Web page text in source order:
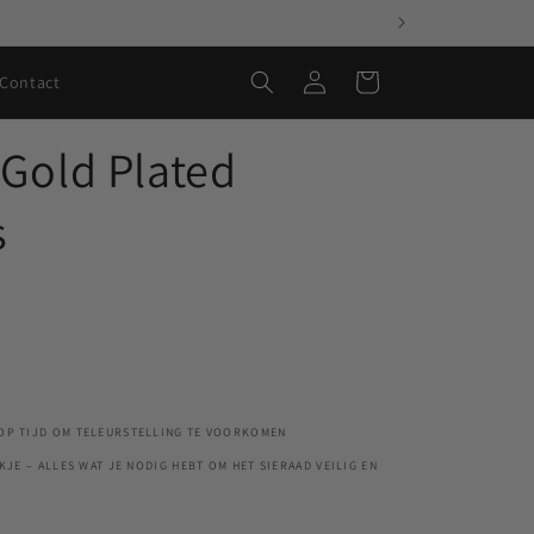
Contact InloggenWinkelwagen
Plated
TIJD OM TELEURSTELLING TE VOORKOMEN
– ALLES WAT JE NODIG HEBT OM HET SIERAAD VEILIG EN